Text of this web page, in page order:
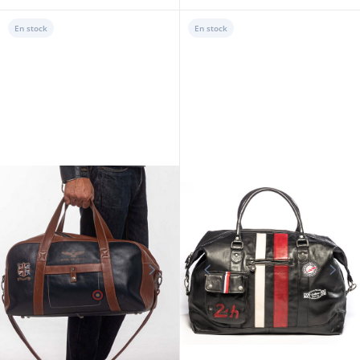
En stock En stock